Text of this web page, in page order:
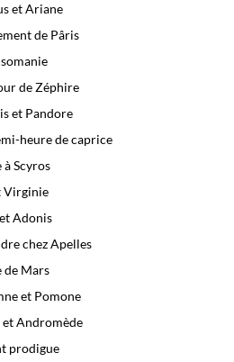
et Ariane
de Pâris
de Zéphire
et Pandore
heure de caprice
Scyros
Virginie
Adonis
chez Apelles
de Mars
et Pomone
et Andromède
prodigue